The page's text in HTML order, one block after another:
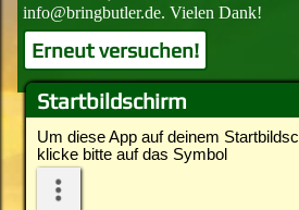
Startbildschirm
Um diese App auf deinem
klicke bitte auf das Symbol
Erneut versuchen!